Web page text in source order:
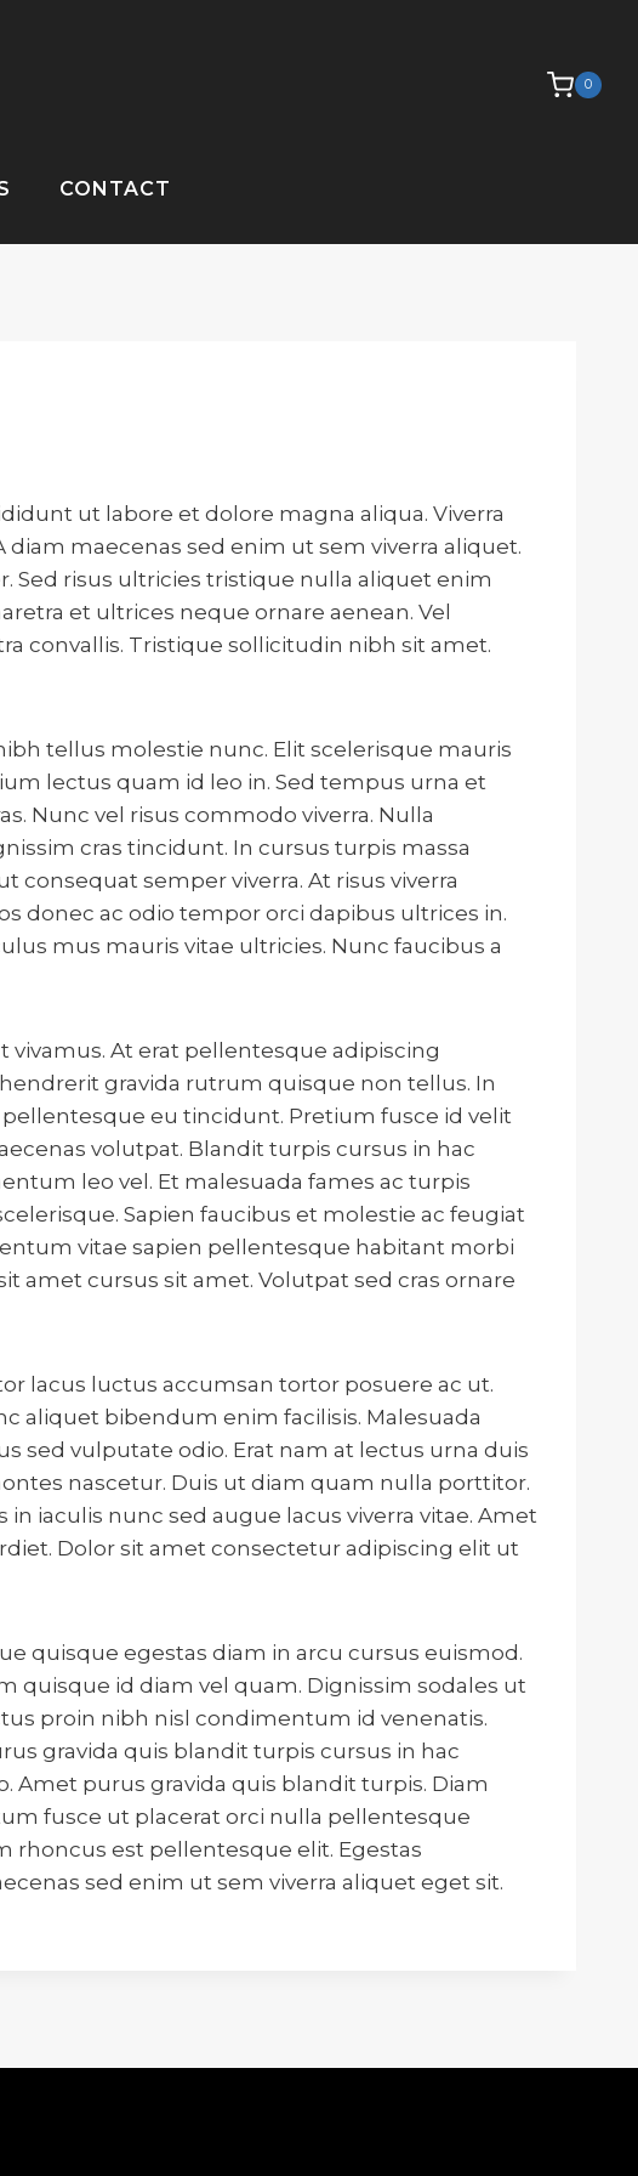
0
CONTACT
ut labore et dolore magna aliqua. Viverra
maecenas sed enim ut sem viverra aliquet.
risus ultricies tristique nulla aliquet enim
et ultrices neque ornare aenean. Vel
convallis. Tristique sollicitudin nibh sit amet.
tellus molestie nunc. Elit scelerisque mauris
lectus quam id leo in. Sed tempus urna et
Nunc vel risus commodo viverra. Nulla
cras tincidunt. In cursus turpis massa
consequat semper viverra. At risus viverra
donec ac odio tempor orci dapibus ultrices in.
mus mauris vitae ultricies. Nunc faucibus a
At erat pellentesque adipiscing
gravida rutrum quisque non tellus. In
eu tincidunt. Pretium fusce id velit
volutpat. Blandit turpis cursus in hac
leo vel. Et malesuada fames ac turpis
Sapien faucibus et molestie ac feugiat
vitae sapien pellentesque habitant morbi
amet cursus sit amet. Volutpat sed cras ornare
lacus luctus accumsan tortor posuere ac ut.
aliquet bibendum enim facilisis. Malesuada
sed vulputate odio. Erat nam at lectus urna duis
nascetur. Duis ut diam quam nulla porttitor.
iaculis nunc sed augue lacus viverra vitae. Amet
Dolor sit amet consectetur adipiscing elit ut
quisque egestas diam in arcu cursus euismod.
quisque id diam vel quam. Dignissim sodales ut
proin nibh nisl condimentum id venenatis.
gravida quis blandit turpis cursus in hac
Amet purus gravida quis blandit turpis. Diam
fusce ut placerat orci nulla pellentesque
rhoncus est pellentesque elit. Egestas
sed enim ut sem viverra aliquet eget sit.